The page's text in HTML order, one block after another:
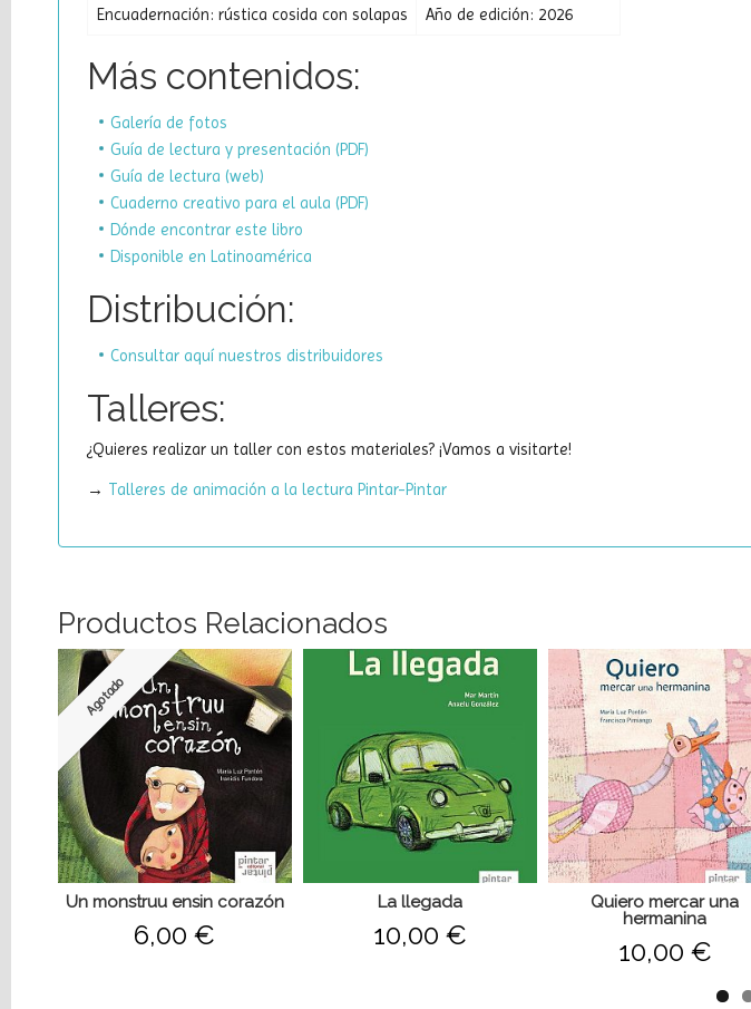
Encuadernación: rústica cosida con solapas Año de edición: 2026
Más contenidos:
Galería de fotos
Guía de lectura y presentación (PDF)
Guía de lectura (web)
Cuaderno creativo para el aula (PDF)
Dónde encontrar este libro
Disponible en Latinoamérica
Distribución:
Consultar aquí nuestros distribuidores
Talleres:
¿Quieres realizar un taller con estos materiales? ¡Vamos a visitarte!
→ Talleres de animación a la lectura Pintar-Pintar
Productos Relacionados
Agotado
Un monstruu ensin corazón
6,00 €
La llegada
10,00 €
Quiero mercar una
hermanina
10,00 €